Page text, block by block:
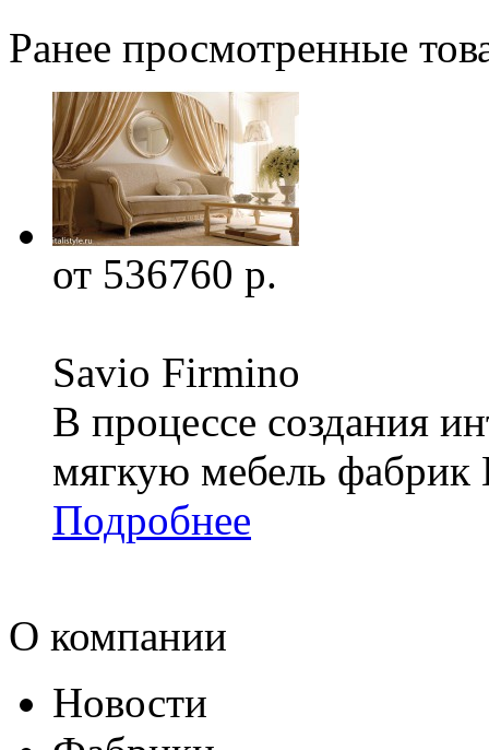
Ранее просмотренные
от 536760 р.
Savio Firmino
В процессе создания
мягкую мебель
Подробнее
О компании
Новости